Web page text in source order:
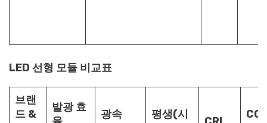
LED 선형 모듈 비교표
브랜
드 &
발광 효
광속
평생(시